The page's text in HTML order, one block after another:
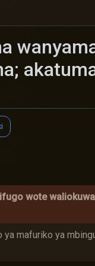
wote
mafuriko ya